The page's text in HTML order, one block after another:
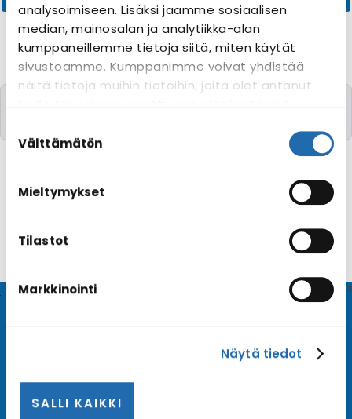
analysoimiseen. Lisäksi jaamme sosiaalisen
median, mainosalan ja analytiikka-alan
kumppaneillemme tietoja siitä, miten käytät
sivustoamme. Kumppanimme voivat yhdistää
näitä tietoja muihin tietoihin, joita olet antanut
evästeasetuksiesi hyväksyntää sivuston
linkistä.
valinta
Välttämätön
Mieltymykset
Tilastot
Markkinointi
Näytä tiedot
SALLI KAIKKI
V4.1663
varustamoiden tarjouksista ja kampanjaeduista.